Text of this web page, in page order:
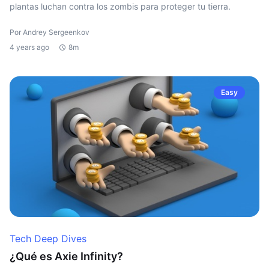
plantas luchan contra los zombis para proteger tu tierra.
Por Andrey Sergeenkov
4 years ago
8m
Easy
Tech Deep Dives
¿Qué es Axie Infinity?